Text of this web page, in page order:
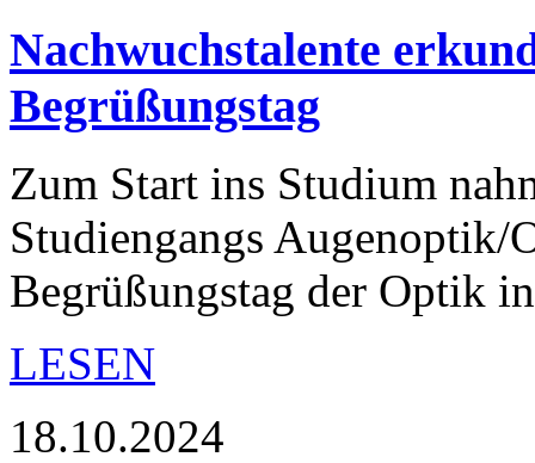
Nachwuchstalente
Begrüßungstag
Zum Start ins Studium
Studiengangs Augenoptik/
Begrüßungstag der Optik
LESEN
18.10.2024